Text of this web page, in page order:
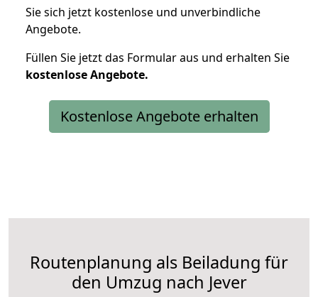
Sie sich jetzt kostenlose und unverbindliche
Angebote.
Füllen Sie jetzt das Formular aus und erhalten Sie
kostenloseAngebote.
Kostenlose Angebote erhalten
Routenplanung als Beiladung für
den Umzug nach Jever